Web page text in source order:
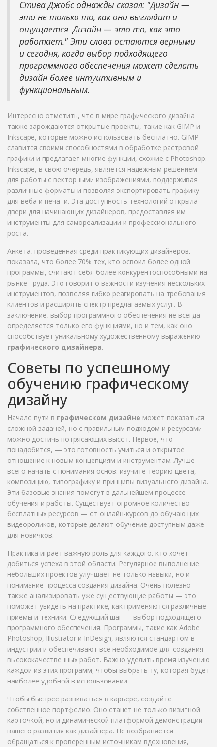
Стива Джобс однажды сказал: "Дизайн —
это не только то, как оно выглядит и
ощущается. Дизайн — это то, как это
работает." Эти слова остаются верными
и сегодня, когда выбор подходящего
программного обеспечения может сделать
дизайн более интуитивным и
функциональным.
Интересно отметить, что в мире графического дизайна
также зарождаются открытые проекты, такие как GIMP и
Inkscape, которые можно использовать бесплатно. GIMP
славится своими способностями в обработке растровой
графики и предлагает многие функции, схожие с Photoshop.
Inkscape, в свою очередь, является надежным решением
для работы с векторными изображениями, поддерживая
различные форматы и позволяя экспортировать графику
для веба и печати. Эта доступность технологий открыла
двери для начинающих дизайнеров, предоставляя им
инструменты для самореализации и профессионального
роста.
Анкета, проведенная среди практикующих дизайнеров,
показала, что более 70% тех, кто освоил более одной
программы, считают себя более конкурентоспособными на
рынке труда. Это говорит о важности изучения нескольких
инструментов, позволяя гибко реагировать на требования
клиентов и расширять спектр предлагаемых услуг. В
заключение, выбор программного обеспечения не всегда
определяется только его функциями, но и тем, как оно
способствует уникальному художественному выражению
графического дизайнера.
Советы по успешному
обучению графическому
дизайну
Начало пути в графическом дизайне может показаться
сложной задачей, но с правильным подходом и ресурсами
можно достичь потрясающих высот. Первое, что
понадобится, — это готовность учиться и открытое
отношение к новым концепциям и инструментам. Лучше
всего начать с понимания основ: изучите теорию цвета,
композицию, типографику и принципы визуального дизайна.
Эти базовые знания помогут в дальнейшем процессе
обучения и работы. Существует огромное количество
бесплатных ресурсов — от онлайн-курсов до обучающих
видеороликов, которые делают обучение доступным даже
для новичков.
Практика играет важную роль для каждого, кто хочет
добиться успеха в этой области. Регулярное выполнение
небольших проектов улучшает не только навыки, но и
понимание процесса создания дизайна. Очень полезно
также анализировать уже существующие работы — это
поможет увидеть на практике, как применяются различные
приемы и техники. Следующий шаг — выбор подходящего
программного обеспечения. Программы, такие как Adobe
Photoshop, Illustrator и InDesign, являются стандартом в
индустрии и обеспечивают все необходимое для создания
высококачественных работ. Важно уделить время изучению
каждой из этих программ, чтобы выбрать ту, которая будет
наиболее удобной в использовании.
Чтобы быстрее развиваться в карьере, создайте
собственное портфолио. Оно станет не только визитной
карточкой, но и динамической платформой демонстрации
вашего развития как дизайнера. Не возбраняется
обращаться к проверенным источникам вдохновения,